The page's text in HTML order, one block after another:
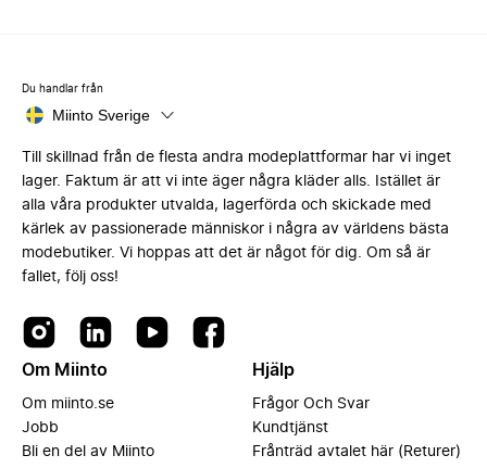
Du handlar från
Miinto Sverige
Till skillnad från de flesta andra modeplattformar har vi inget
lager. Faktum är att vi inte äger några kläder alls. Istället är
alla våra produkter utvalda, lagerförda och skickade med
kärlek av passionerade människor i några av världens bästa
modebutiker. Vi hoppas att det är något för dig. Om så är
fallet, följ oss!
Om Miinto
Om miinto.se
Jobb
Bli en del av Miinto
Hjälp
Frågor Och Svar
Kundtjänst
Frånträd avtalet här (Returer)